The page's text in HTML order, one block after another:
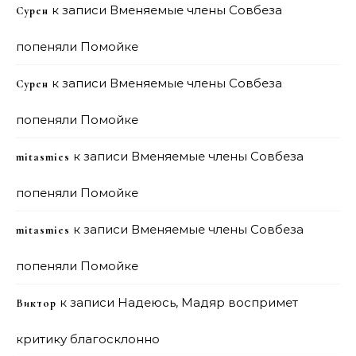
Сурен к записи Вменяемые члены Совбеза
попеняли Помойке
Сурен к записи Вменяемые члены Совбеза
попеняли Помойке
mitasmies к записи Вменяемые члены Совбеза
попеняли Помойке
mitasmies к записи Вменяемые члены Совбеза
попеняли Помойке
Виктор к записи Надеюсь, Мадяр воспримет
критику благосклонно